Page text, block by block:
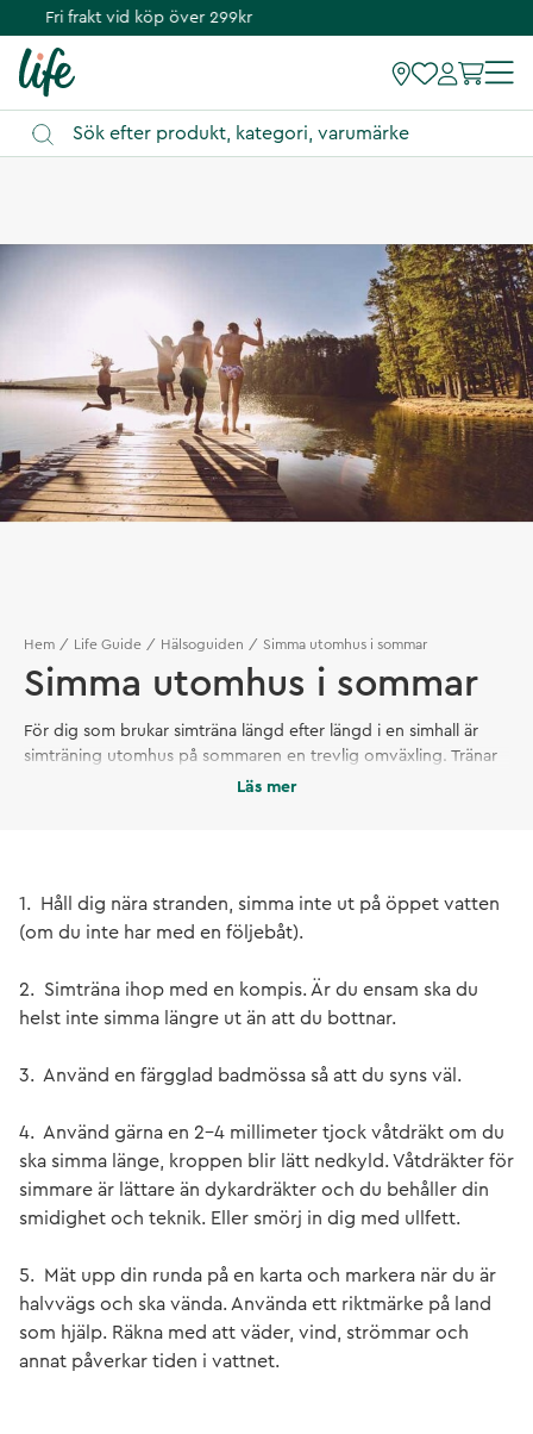
Fri frakt vid köp över 299kr
Hem Life Guide Hälsoguiden Simma utomhus i sommar
Simma utomhus i sommar
För dig som brukar simträna längd efter längd i en simhall är
simträning utomhus på sommaren en trevlig omväxling. Tränar
du inför lopp eller kanske till och med ett triathlon kan flera
Läs mer
1. Håll dig nära stranden, simma inte ut på öppet vatten
(om du inte har med en följebåt).
2. Simträna ihop med en kompis. Är du ensam ska du
helst inte simma längre ut än att du bottnar.
3. Använd en färgglad badmössa så att du syns väl.
4. Använd gärna en 2–4 millimeter tjock våtdräkt om du
ska simma länge, kroppen blir lätt nedkyld. Våtdräkter för
simmare är lättare än dykardräkter och du behåller din
smidighet och teknik. Eller smörj in dig med ullfett.
5. Mät upp din runda på en karta och markera när du är
halvvägs och ska vända. Använda ett riktmärke på land
som hjälp. Räkna med att väder, vind, strömmar och
annat påverkar tiden i vattnet.